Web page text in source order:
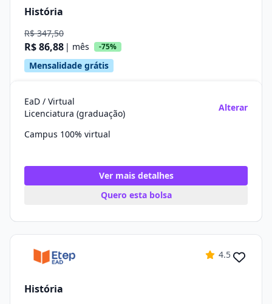
História
R$ 347,50
R$ 86,88 | mês -75%
Mensalidade grátis
EaD / Virtual
Licenciatura (graduação)
Alterar
Campus 100% virtual
Ver mais detalhes
Quero esta bolsa
4.5
História